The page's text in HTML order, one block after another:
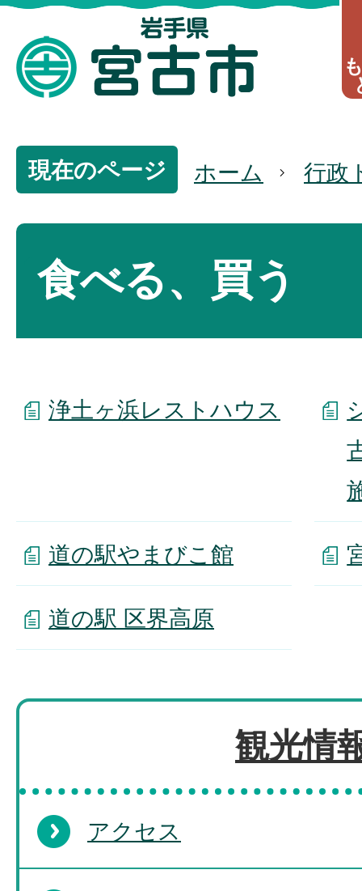
現在のページ ホーム 行政
食べる、買う
浄土ヶ浜レストハウス
道の駅やまびこ館
道の駅 区界高原
観光情
アクセス